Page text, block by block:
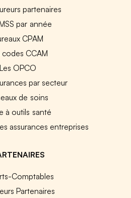
partenaires
par année
CPAM
codes CCAM
Les OPCO
par secteur
de soins
à outils santé
assurances entreprises
Comptables
Partenaires